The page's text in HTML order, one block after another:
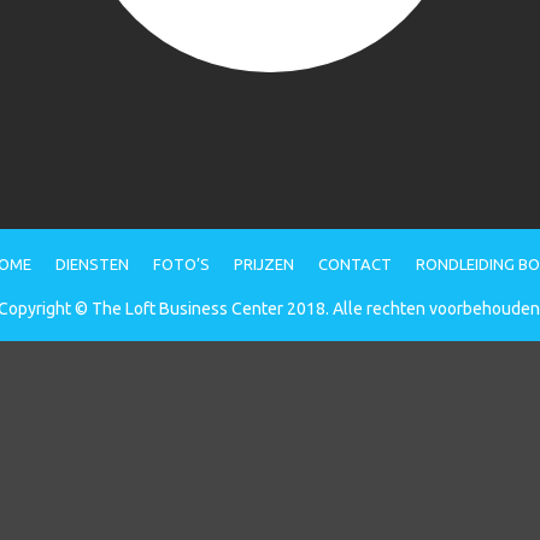
DIENSTEN FOTO’S PRIJZEN CONTACT RONDLEIDING
© The Loft Business Center 2018. Alle rechten